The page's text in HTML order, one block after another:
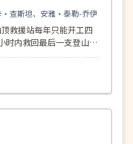
查斯坦、安雅·泰勒-乔伊
救援站每年只能开工四
时内救回最后一支登山
116分钟